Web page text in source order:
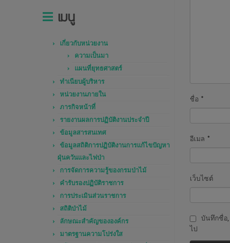
เมนู
เกี่ยวกับหน่วยงาน
ความเป็นมา
แผนที่ยุทธศาสตร์
ทำเนียบผู้บริหาร
หน่วยงานภายใน
ภารกิจหน้าที่
รายงานผลการปฏิบัติงานประจำปี
ข้อมูลสารสนเทศ
ข้อมูลสถิติการปฏิบัติงานการแก้ไขปัญหา
ฝุ่นควันและไฟป่า
การจัดการความรู้ของกรมป่าไม้
คำรับรองปฏิบัติราชการ
การประเมินส่วนราชการ
สถิติป่าไม้
ลักษณะสำคัญขององค์กร
มาตรฐานความโปร่งใส
ชื่อ *
อีเมล *
เว็บไซต์
บันทึกชื่อ,
ไป